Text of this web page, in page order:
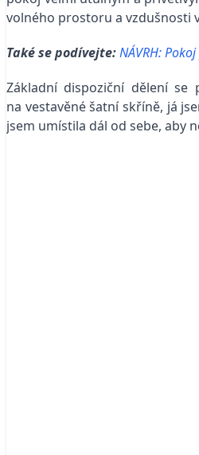
volného prostoru a vzdušnosti
Také se podívejte:NÁVRH:
Základní dispoziční dělení
na vestavěné šatní skříně, já
jsem umístila dál od sebe, aby